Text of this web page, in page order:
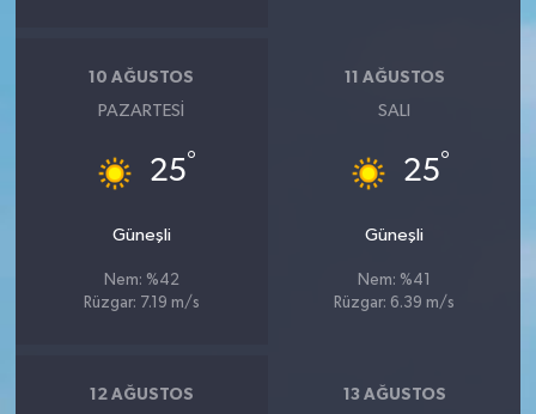
10 AĞUSTOS
PAZARTESI
25°
Güneşli
Nem: %42
Rüzgar: 7.19 m/s
11 AĞUSTOS
SALI
25°
Güneşli
Nem: %41
Rüzgar: 6.39 m/s
12 AĞUSTOS 13 AĞUSTOS